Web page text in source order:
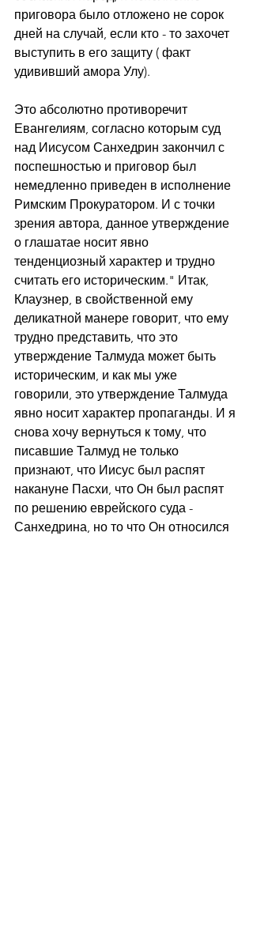
приговора было отложено не сорок
дней на случай, если кто - то захочет
выступить в его защиту ( факт
удививший амора Улу).
Это абсолютно противоречит
Евангелиям, согласно которым суд
над Иисусом Санхедрин закончил с
поспешностью и приговор был
немедленно приведен в исполнение
Римским Прокуратором. И с точки
зрения автора, данное утверждение
о глашатае носит явно
тенденциозный характер и трудно
считать его историческим." Итак,
Клаузнер, в свойственной ему
деликатной манере говорит, что ему
трудно представить, что это
утверждение Талмуда может быть
историческим, и как мы уже
говорили, это утверждение Талмуда
явно носит характер пропаганды. И я
снова хочу вернуться к тому, что
писавшие Талмуд не только
признают, что Иисус был распят
накануне Пасхи, что Он был распят
по решению еврейского суда -
Санхедрина, но то что Он относился